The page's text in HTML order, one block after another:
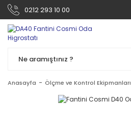
0212 293 10 00
Anasayfa Ölçme ve Kontrol Ekipmanları